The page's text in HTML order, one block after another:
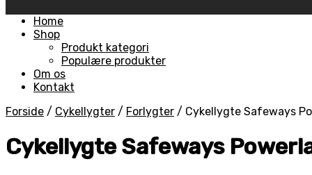
Skip
Home
Shop
Produkt kategori
Populære produkter
Om os
Kontakt
Forside / Cykellygter / Forlygter / Cykellygte Safeways
Cykellygte Safeways